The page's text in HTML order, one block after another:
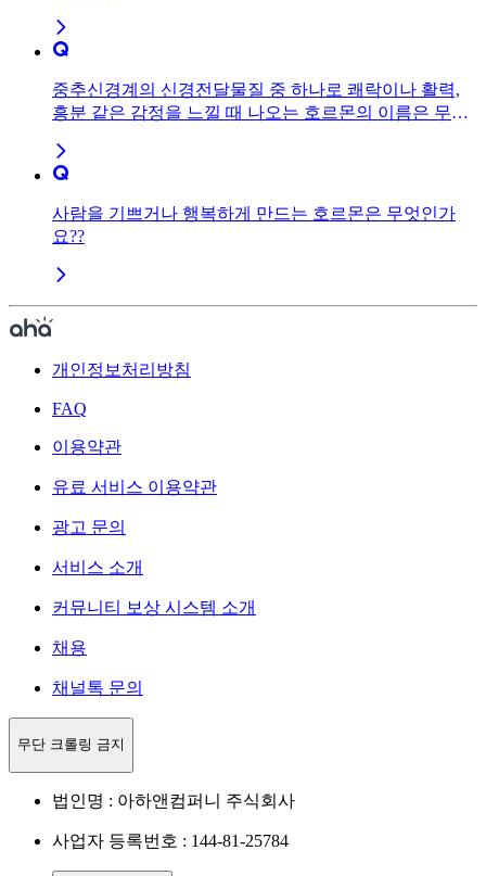
중추신경계의 신경전달물질 중 하나로 쾌락이나 활력,
흥분 같은 감정을 느낄 때 나오는 호르몬의 이름은 무엇
사람을 기쁘거나 행복하게 만드는 호르몬은 무엇인가
요??
개인정보처리방침
FAQ
이용약관
유료 서비스 이용약관
광고 문의
서비스 소개
커뮤니티 보상 시스템 소개
채용
채널톡 문의
무단 크롤링 금지
법인명 : 아하앤컴퍼니 주식회사
사업자 등록번호 : 144-81-25784